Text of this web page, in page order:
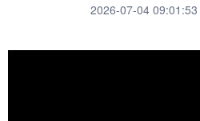
新华社记者看云南 政务
2026-07-04 09:01:53